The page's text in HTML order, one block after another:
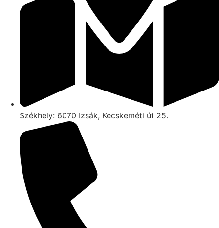
Székhely: 6070 Izsák, Kecskeméti út 25.